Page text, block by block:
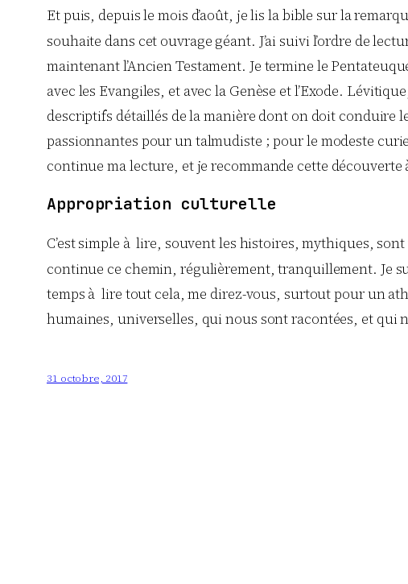
Et puis, depuis le mois d’août, je lis la bible sur la
souhaite dans cet ouvrage géant. J’ai suivi l’ordre de
maintenant l’Ancien Testament. Je termine le
avec les Evangiles, et avec la Genèse et l’Exode.
descriptifs détaillés de la manière dont on doit conduire
passionnantes pour un talmudiste ; pour le modeste
continue ma lecture, et je recommande cette découverte
Appropriation culturelle
C’est simple à lire, souvent les histoires, mythiques,
continue ce chemin, régulièrement, tranquillement. Je
temps à lire tout cela, me direz-vous, surtout pour un
humaines, universelles, qui nous sont racontées, et qui
31 octobre, 2017